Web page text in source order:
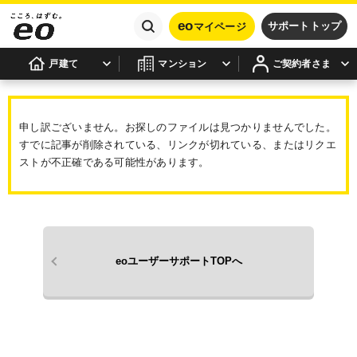
eoマイページ サポートトップ
戸建て マンション ご契約者さま
申し訳ございません。お探しのファイルは見つかりませんでした。
すでに記事が削除されている、リンクが切れている、またはリクエ
ストが不正確である可能性があります。
eoユーザーサポートTOPへ